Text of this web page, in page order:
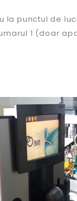
punctul de
1 (doar